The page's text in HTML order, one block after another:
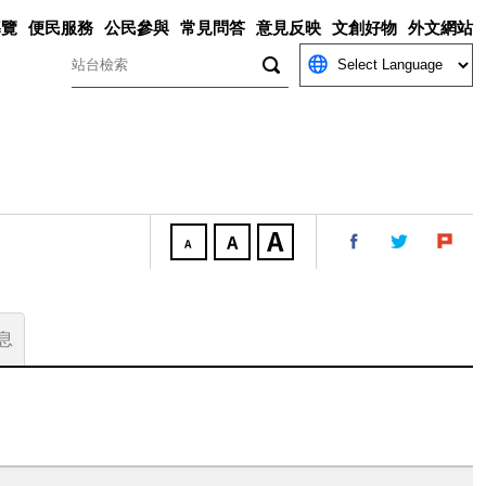
便民服務 公民參與 常見問答 意見反映 文創好物 外文網站